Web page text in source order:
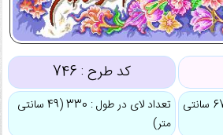
کد طرح : 746
تعداد گره در عرض : 450 (67 سانتی
تعداد لای در طول : 330 (49 سانتی
متر)